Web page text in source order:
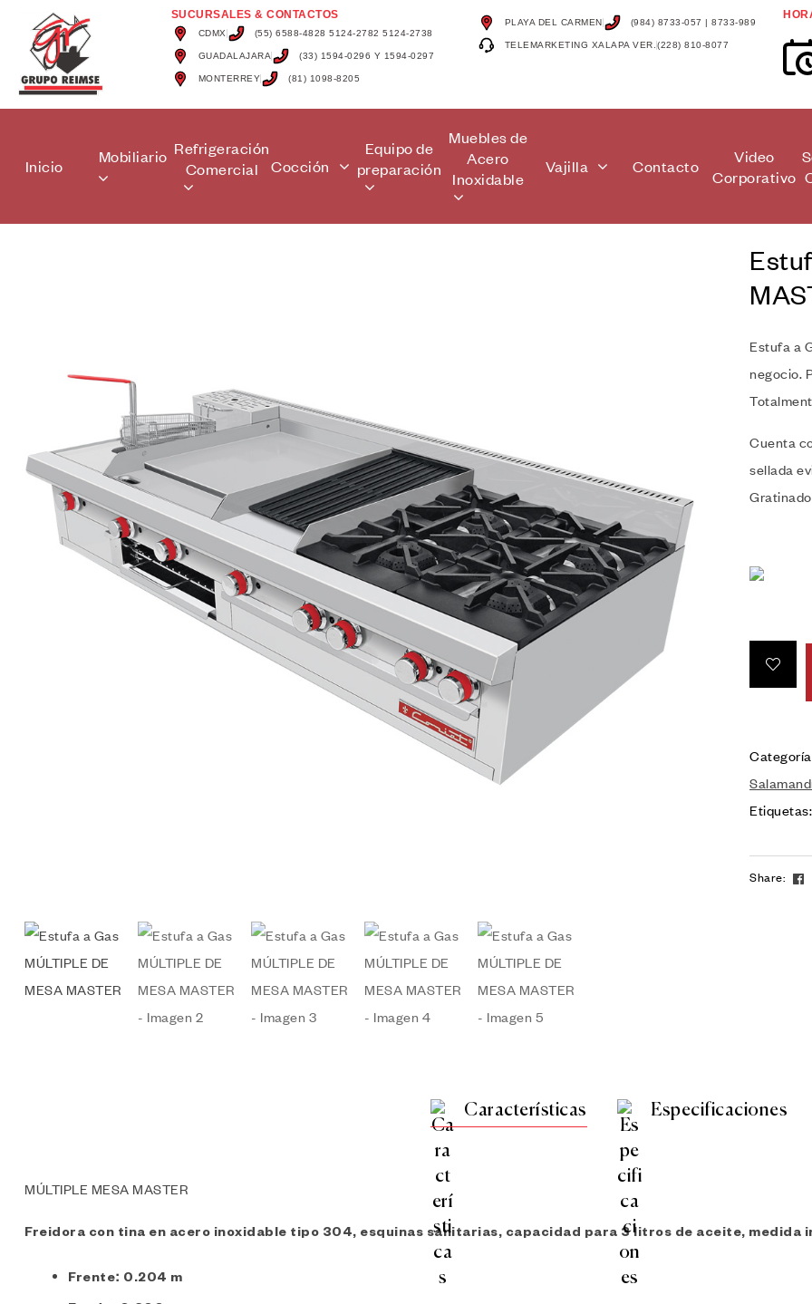
SUCURSALES & CONTACTOS
CDMX (55) 6588-4828 5124-2782 5124-2738
GUADALAJARA (33) 1594-0296 Y 1594-0297
MONTERREY (81) 1098-8205
PLAYA DEL CARMEN (984) 8733-057 | 8733-989
TELEMARKETING XALAPA VER. (228) 810-8077
Inicio
Mobiliario Refrigeración
Comercial
Cocción
Equipo de
preparación
Muebles de
Acero
Inoxidable
Vajilla Contacto
Video
Corporativo
Estufa a
negocio.
Cuenta
sellada
Etiquetas:
Share:
Características Especificaciones
MÚLTIPLE MESA MASTER
Freidora con tina en acero inoxidable tipo 304, esquinas sanitarias, capacidad para 3 litros de aceite, medida
Frente: 0.204 m